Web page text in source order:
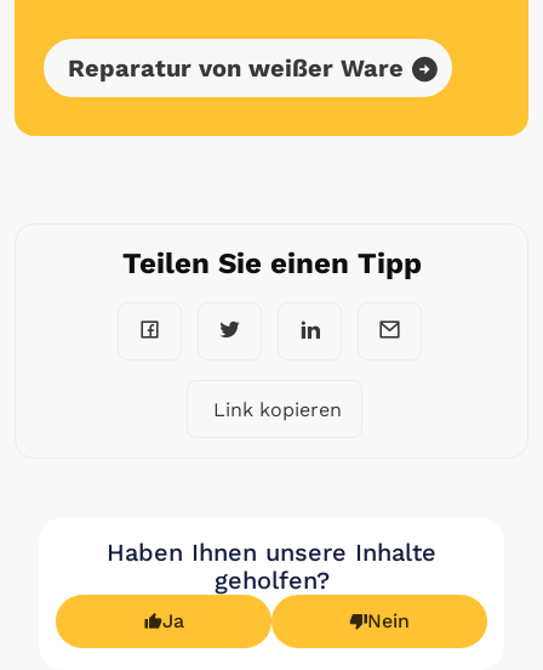
Reparatur von weißer Ware
Teilen Sie einen Tipp
Link kopieren
Haben Ihnen unsere Inhalte
geholfen?
Ja Nein